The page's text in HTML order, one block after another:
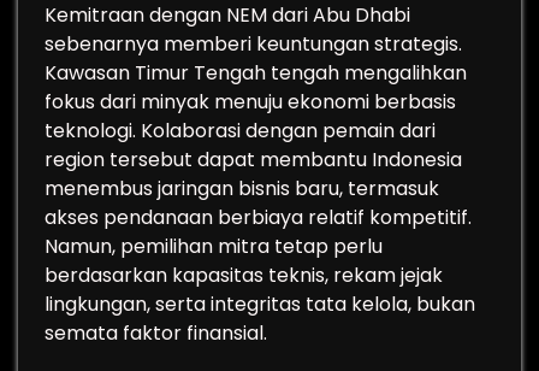
Kemitraan dengan NEM dari Abu Dhabi
sebenarnya memberi keuntungan strategis.
Kawasan Timur Tengah tengah mengalihkan
fokus dari minyak menuju ekonomi berbasis
teknologi. Kolaborasi dengan pemain dari
region tersebut dapat membantu Indonesia
menembus jaringan bisnis baru, termasuk
akses pendanaan berbiaya relatif kompetitif.
Namun, pemilihan mitra tetap perlu
berdasarkan kapasitas teknis, rekam jejak
lingkungan, serta integritas tata kelola, bukan
semata faktor finansial.